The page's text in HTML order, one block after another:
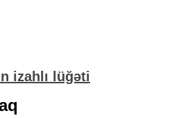
izahlı lüğəti